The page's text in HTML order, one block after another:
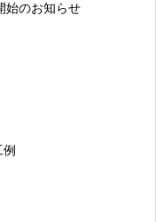
始のお知らせ